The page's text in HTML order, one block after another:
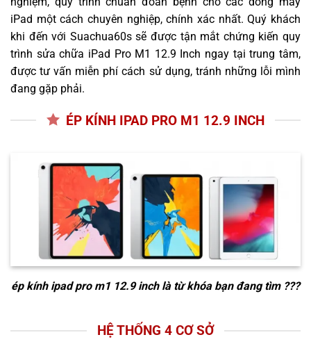
iPad một cách chuyên nghiệp, chính xác nhất. Quý khách
khi đến với Suachua60s sẽ được tận mắt chứng kiến quy
trình sửa chữa iPad Pro M1 12.9 Inch ngay tại trung tâm,
được tư vấn miễn phí cách sử dụng, tránh những lỗi mình
đang gặp phải.
ÉP KÍNH IPAD PRO M1 12.9 INCH
ép kính ipad pro m1 12.9 inchlà từ khóa bạn đang tìm ???
HỆ THỐNG 4 CƠ SỞ